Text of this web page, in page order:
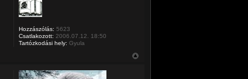
Hozzászólás: 5623
Csatlakozott: 2006.07.12. 18:50
Tartózkodási hely: Gyula